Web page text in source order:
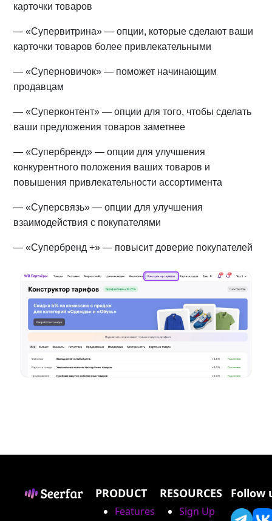
карточки товаров
— «Супервитрина» — опции, которые сделают ваши
карточки товаров более привлекательными
— «Суперновичок» — поможет начинающим
продавцам
— «Суперконтент» — опции для того, чтобы сделать
ваши предложения товаров заметнее
— «Супербренд» — опции для улучшения
конкурентного положения ваших товаров и
повышения привлекательности ассортимента
— «Суперсвязь» — опции для улучшения
взаимодействия с покупателями
— «Супербренд +» — повысит доверие покупателей
PRODUCT
Features
RESOURCES
Sign Up
Follow